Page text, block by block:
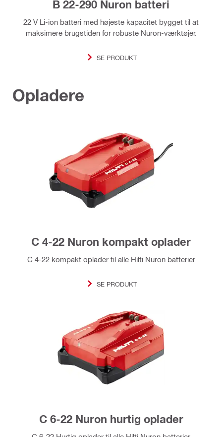
B 22-290 Nuron batteri
22 V Li-ion batteri med højeste kapacitet bygget til at
maksimere brugstiden for robuste Nuron-værktøjer.
SE PRODUKT
Opladere
C 4-22 Nuron kompakt oplader
C 4-22 kompakt oplader til alle Hilti Nuron batterier
SE PRODUKT
C 6-22 Nuron hurtig oplader